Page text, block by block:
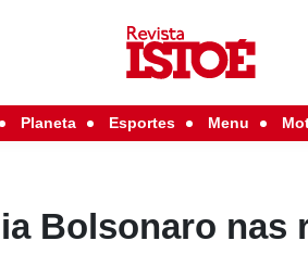
Planeta Esportes Menu
Bolsonaro nas